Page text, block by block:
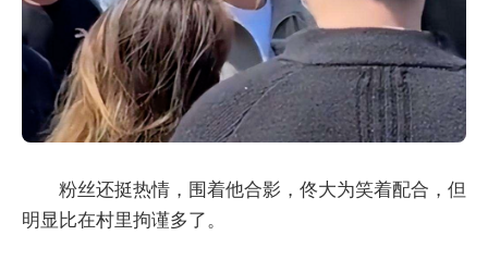
粉丝还挺热情，围着他合影，佟大为笑着配合，但
明显比在村里拘谨多了。